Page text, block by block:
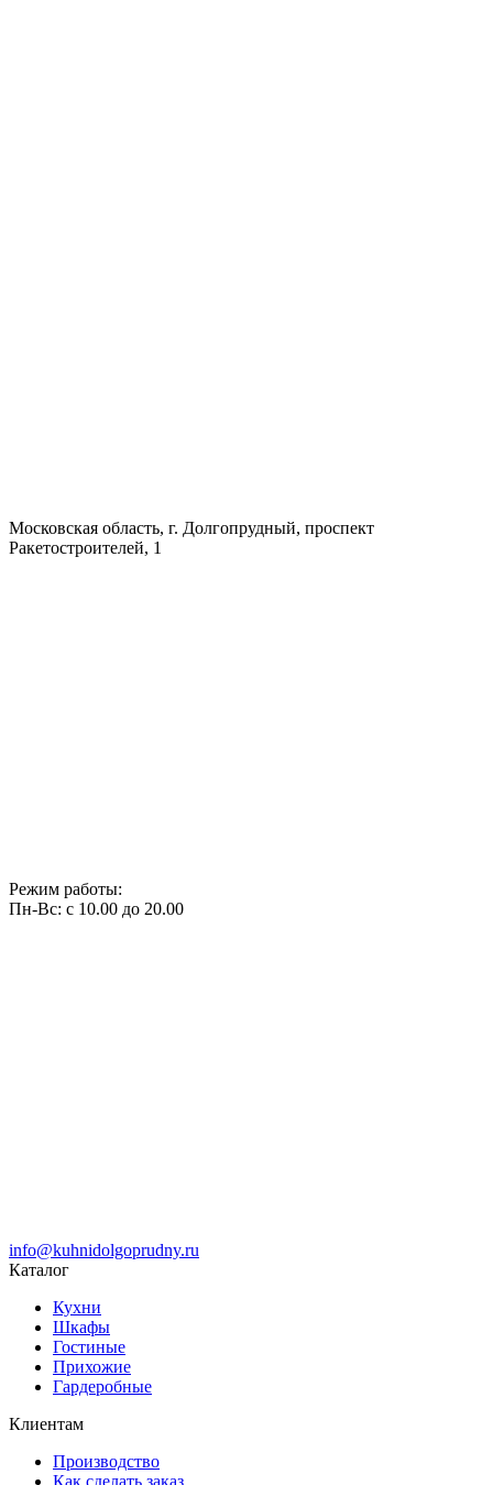
Московская область, г. Долгопрудный, проспект
Ракетостроителей, 1
Режим работы:
Пн-Вс: с 10.00 до 20.00
info@kuhnidolgoprudny.ru
Каталог
Кухни
Шкафы
Гостиные
Прихожие
Гардеробные
Клиентам
Производство
Как сделать заказ